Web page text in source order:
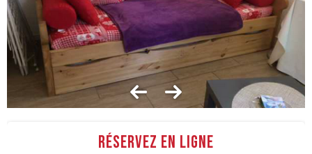
Réservez en ligne